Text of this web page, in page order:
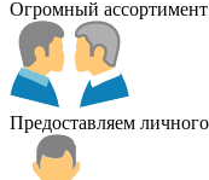
Огромный ассортимент
Предоставляем